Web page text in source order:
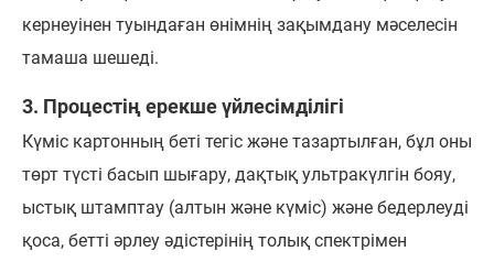
кернеуінен туындаған өнімнің зақымдану мәселесін
тамаша шешеді.
3. Процестің ерекше үйлесімділігі
Күміс картонның беті тегіс және тазартылған, бұл оны
төрт түсті басып шығару, дақтық ультракүлгін бояу,
ыстық штамптау (алтын және күміс) және бедерлеуді
қоса, бетті әрлеу әдістерінің толық спектрімен